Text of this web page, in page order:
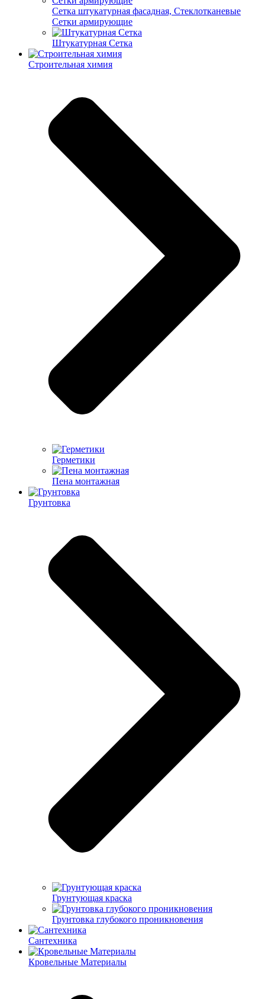
Сетка штукатурная фасадная, Стеклотканевые
Сетки армирующие
Штукатурная Сетка
Строительная химия
Герметики
Пена монтажная
Грунтовка
Грунтующая краска
Грунтовка глубокого проникновения
Сантехника
Кровельные Материалы